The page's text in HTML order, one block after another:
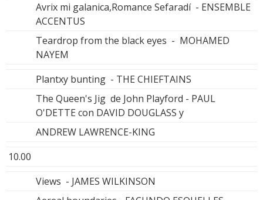
Avrix mi galanica,Romance Sefaradí - ENSEMBLE
ACCENTUS
Teardrop from the black eyes - MOHAMED
NAYEM
Plantxy bunting - THE CHIEFTAINS
The Queen's Jig de John Playford - PAUL
O'DETTE con DAVID DOUGLASS y
ANDREW LAWRENCE-KING
10.00
Views - JAMES WILKINSON